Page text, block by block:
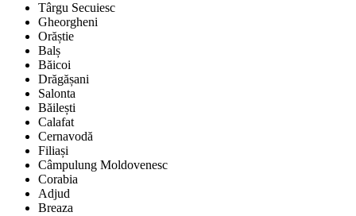
Târgu Secuiesc
Gheorgheni
Orăștie
Balș
Băicoi
Drăgășani
Salonta
Băilești
Calafat
Cernavodă
Filiași
Câmpulung Moldovenesc
Corabia
Adjud
Breaza